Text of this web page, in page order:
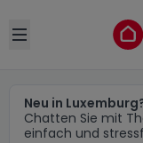
Open sidebar
Neu in
Chatten Sie mit
einfach und
Abbrechen